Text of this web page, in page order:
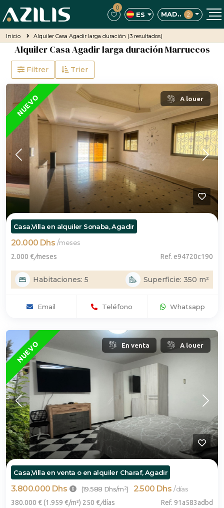
0
ES MAD.. 2
Inicio Alquiler Casa Agadir larga duración (3 resultados)
Alquiler Casa Agadir larga duración Marruecos
Filtrer Trier
DESTACADO
NUEVO A louer
Casa,Villa en alquiler Sonaba, Agadir
20.000 Dhs /meses
2.000 €/meses Ref. e94720c190
Habitaciones: 5 Superficie: 350 m²
Email Teléfono Whatsapp
NUEVO En venta A louer
Casa,Villa en venta o en alquiler Charaf, Agadir
3.800.000 Dhs (19.588 Dhs/m²) 2.500 Dhs /días
380.000 € (1.959 €/m²) 250 €/días Ref. 91a583adbd